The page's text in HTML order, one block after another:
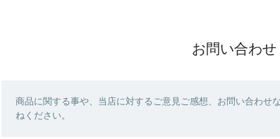
お問い合わせ
商品に関する事や、当店に対するご意見ご感想、お問い合わせ
ねください。